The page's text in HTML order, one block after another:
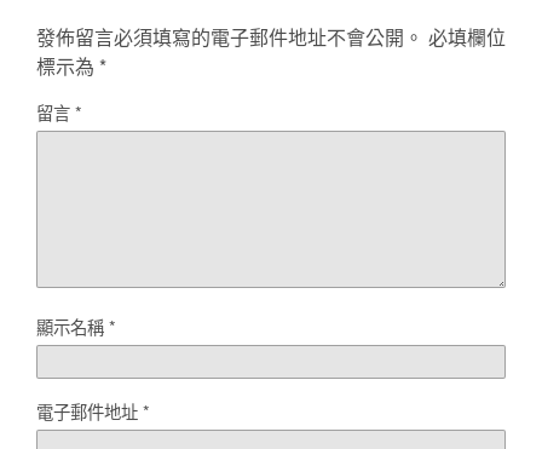
發佈留言必須填寫的電子郵件地址不會公開。 必填欄位
標示為 *
留言*
顯示名稱*
電子郵件地址*